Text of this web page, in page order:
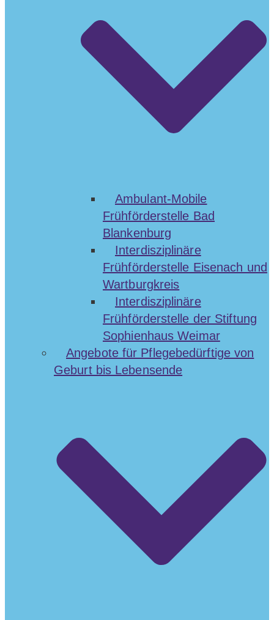
Ambulant-Mobile
Frühförderstelle Bad
Blankenburg
Interdisziplinäre
Frühförderstelle Eisenach und
Wartburgkreis
Interdisziplinäre
Frühförderstelle der Stiftung
Sophienhaus Weimar
Angebote für Pflegebedürftige von
Geburt bis Lebensende